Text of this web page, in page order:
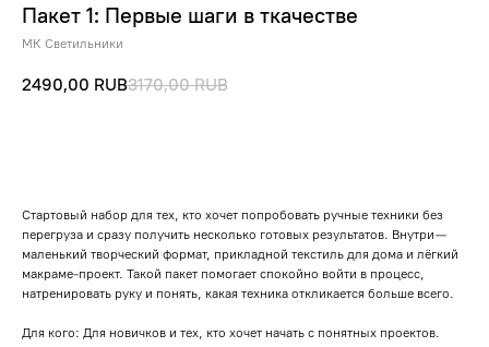
Пакет 1: Первые шаги в ткачестве
МК Светильники
2490,00 RUB3170,00 RUB
Стартовый набор для тех, кто хочет попробовать ручные техники без
перегруза и сразу получить несколько готовых результатов. Внутри —
маленький творческий формат, прикладной текстиль для дома и лёгкий
макраме-проект. Такой пакет помогает спокойно войти в процесс,
натренировать руку и понять, какая техника откликается больше всего.
Для кого: Для новичков и тех, кто хочет начать с понятных проектов.